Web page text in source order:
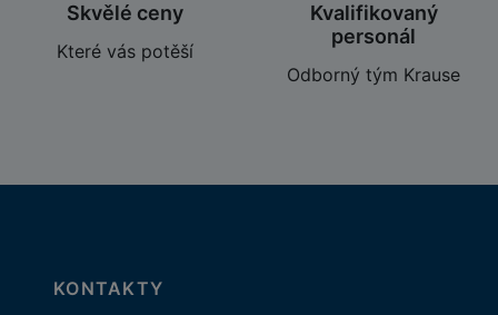
Skvělé ceny
Které vás potěší
Kvalifikovaný
personál
Odborný tým Krause
KONTAKTY